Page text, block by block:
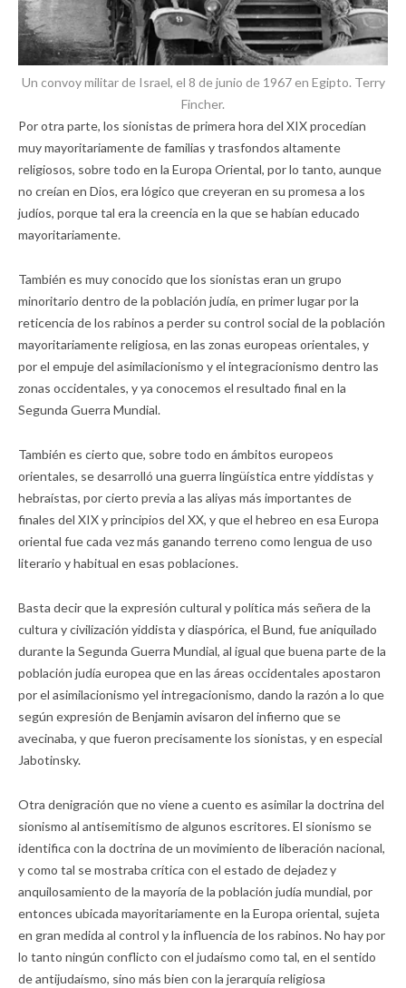
Un convoy militar de Israel, el 8 de junio de 1967 en Egipto. Terry
Fincher.
Por otra parte, los sionistas de primera hora del XIX procedían
muy mayoritariamente de familias y trasfondos altamente
religiosos, sobre todo en la Europa Oriental, por lo tanto, aunque
no creían en Dios, era lógico que creyeran en su promesa a los
judíos, porque tal era la creencia en la que se habían educado
mayoritariamente.
También es muy conocido que los sionistas eran un grupo
minoritario dentro de la población judía, en primer lugar por la
reticencia de los rabinos a perder su control social de la población
mayoritariamente religiosa, en las zonas europeas orientales, y
por el empuje del asimilacionismo y el integracionismo dentro las
zonas occidentales, y ya conocemos el resultado final en la
Segunda Guerra Mundial.
También es cierto que, sobre todo en ámbitos europeos
orientales, se desarrolló una guerra lingüística entre yiddistas y
hebraístas, por cierto previa a las aliyas más importantes de
finales del XIX y principios del XX, y que el hebreo en esa Europa
oriental fue cada vez más ganando terreno como lengua de uso
literario y habitual en esas poblaciones.
Basta decir que la expresión cultural y política más señera de la
cultura y civilización yiddista y diaspórica, el Bund, fue aniquilado
durante la Segunda Guerra Mundial, al igual que buena parte de la
población judía europea que en las áreas occidentales apostaron
por el asimilacionismo yel intregacionismo, dando la razón a lo que
según expresión de Benjamin avisaron del infierno que se
avecinaba, y que fueron precisamente los sionistas, y en especial
Jabotinsky.
Otra denigración que no viene a cuento es asimilar la doctrina del
sionismo al antisemitismo de algunos escritores. El sionismo se
identifica con la doctrina de un movimiento de liberación nacional,
y como tal se mostraba crítica con el estado de dejadez y
anquilosamiento de la mayoría de la población judía mundial, por
entonces ubicada mayoritariamente en la Europa oriental, sujeta
en gran medida al control y la influencia de los rabinos. No hay por
lo tanto ningún conflicto con el judaísmo como tal, en el sentido
de antijudaísmo, sino más bien con la jerarquía religiosa